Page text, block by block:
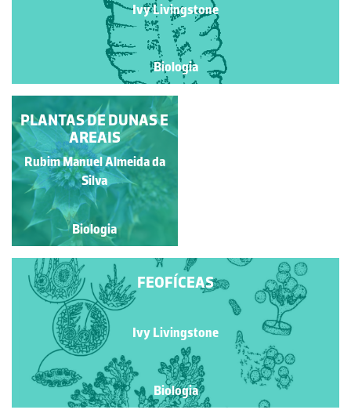
Ivy Livingstone
Biologia
FEOFÍCEAS
Ivy Livingstone
Biologia
FEOFÍCEAS
Ivy Livingstone
Biologia
PLANTAS DE DUNAS E
AREAIS
Rubim Manuel Almeida da
Silva
Biologia